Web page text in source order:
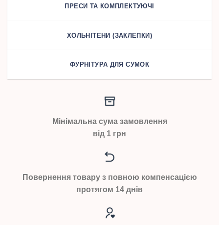
ПРЕСИ ТА КОМПЛЕКТУЮЧІ
ХОЛЬНІТЕНИ (ЗАКЛЕПКИ)
ФУРНІТУРА ДЛЯ СУМОК
Мінімальна сума замовлення
від 1 грн
Повернення товару з повною компенсацією
протягом 14 днів